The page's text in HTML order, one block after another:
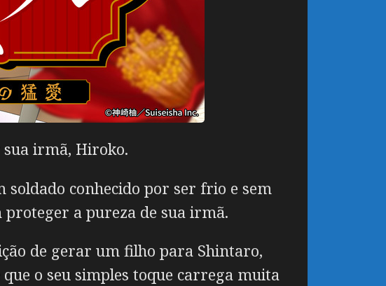
irmã, Hiroko.
conhecido por ser frio e sem
proteger a pureza de sua irmã.
de gerar um filho para Shintaro,
o seu simples toque carrega muita